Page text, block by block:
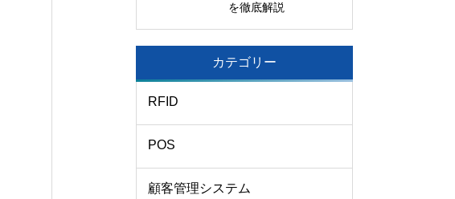
を徹底解説
カテゴリー
RFID
POS
顧客管理システム